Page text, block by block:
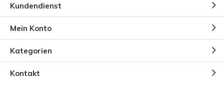
Kundendienst
Mein Konto
Kategorien
Kontakt